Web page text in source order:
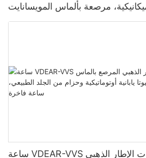
مرصعة بألماس المويسانايت
ساعة VDEAR-VVS الميكانيكية ذات الإطار الذهبي